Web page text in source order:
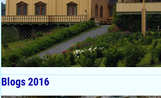
Blogs 2016